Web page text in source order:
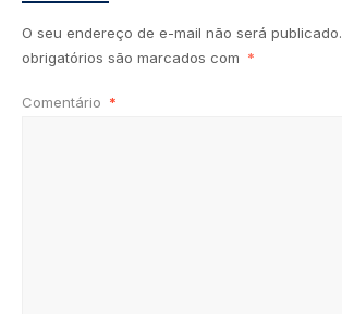
O seu endereço de e-mail não será publicado.
obrigatórios são marcados com *
Comentário *